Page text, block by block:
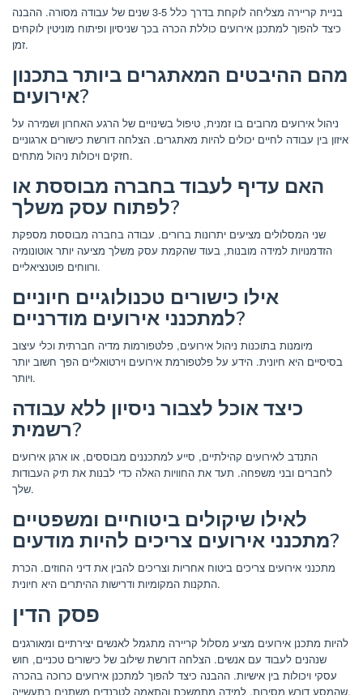
בניית קריירה מצליחה לוקחת בדרך כלל 3-5 שנים של עבודה מסורה. ההבנה
כיצד להפוך למתכנן אירועים כוללת הכרה בכך שניסיון ופיתוח מוניטין לוקחים
זמן.
מהם ההיבטים המאתגרים ביותר בתכנון
אירועים?
ניהול אירועים מרובים בו זמנית, טיפול בשינויים של הרגע האחרון ושמירה על
איזון בין עבודה לחיים יכולים להיות מאתגרים. הצלחה דורשת כישורים ארגוניים
חזקים ויכולות ניהול מתחים.
האם עדיף לעבוד בחברה מבוססת או
לפתוח עסק משלך?
שני המסלולים מציעים יתרונות ברורים. עבודה בחברה מבוססת מספקת
הזדמנויות למידה מובנות, בעוד שהקמת עסק משלך מציעה יותר אוטונומיה
ורווחים פוטנציאליים.
אילו כישורים טכנולוגיים חיוניים
למתכנני אירועים מודרניים?
מיומנות בתוכנות ניהול אירועים, פלטפורמות מדיה חברתית וכלי עיצוב
בסיסיים היא חיונית. הידע על פלטפורמת אירועים וירטואליים הפך חשוב יותר
ויותר.
כיצד אוכל לצבור ניסיון ללא עבודה
רשמית?
התנדב לאירועים קהילתיים, סייע למתכננים מבוססים, או ארגן אירועים
לחברים ובני משפחה. תעד את החוויות האלה כדי לבנות את תיק העבודות
שלך.
לאילו שיקולים ביטוחיים ומשפטיים
מתכנני אירועים צריכים להיות מודעים?
מתכנני אירועים צריכים ביטוח אחריות וצריכים להבין את דיני החוזים. הכרת
התקנות המקומיות ודרישות ההיתרים היא חיונית.
פסק הדין
להיות מתכנן אירועים מציע מסלול קריירה מתגמל לאנשים יצירתיים ומאורגנים
שנהנים לעבוד עם אנשים. הצלחה דורשת שילוב של כישורים טכניים, חוש
עסקי ויכולות בין אישיות. ההבנה כיצד להפוך למתכנן אירועים כרוכה בהכרה
שהמסע דורש מסירות, למידה מתמשכת והתאמה לטרנדים משתנים בתעשייה.